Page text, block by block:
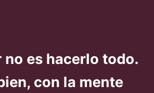
no es hacerlo todo.
con la mente